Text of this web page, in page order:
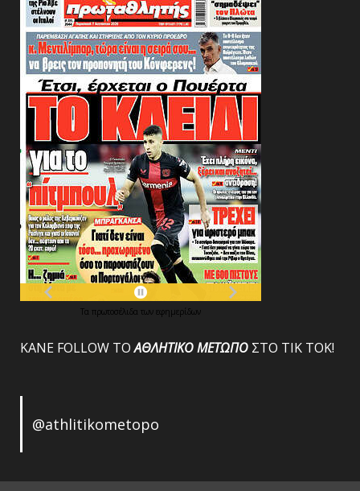
Τα πρωτοσέλιδα των εφημερίδων
ΚΑΝΕ FOLLOW ΤΟΑΘΛΗΤΙΚΟΜΕΤΩΠΟ ΣΤΟ ΤΙΚ ΤΟΚ!
@athlitikometopo